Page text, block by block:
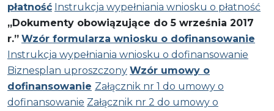
płatność Instrukcja wypełniania wniosku o płatność
„Dokumenty obowiązujące do 5 września 2017
r.” Wzór formularza wniosku o dofinansowanie
Instrukcja wypełniania wniosku o dofinansowanie
Biznesplan uproszczony Wzór umowy o
dofinansowanie Załącznik nr 1 do umowy o
dofinansowanie Załącznik nr 2 do umowy o